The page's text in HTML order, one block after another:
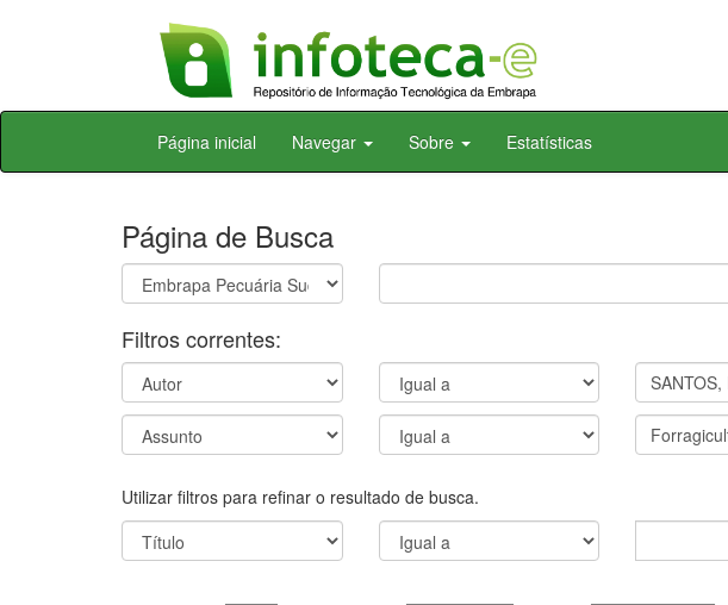
Skip
Página inicial Navegar Sobre Estatísticas
Página de Busca
Filtros correntes:
Utilizar filtros para refinar o resultado de busca.